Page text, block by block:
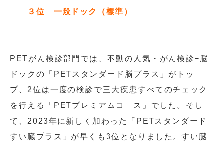
３位 一般ドック（標準）
PETがん検診部門では、不動の人気・がん検診+脳
ドックの「PETスタンダード脳プラス」がトッ
プ、2位は一度の検診で三大疾患すべてのチェック
を行える「PETプレミアムコース」でした。そし
て、2023年に新しく加わった「PETスタンダード
すい臓プラス」が早くも3位となりました。すい臓